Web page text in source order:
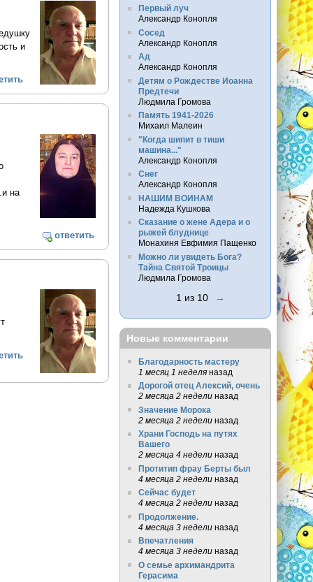
и
на
ответить
Первый луч
Александр Конопля
Сосед
Александр Конопля
Ад
Александр Конопля
Детям о Рождестве Иоанна
Предтечи
Людмила Громова
Память 1941-2026
Михаил Малеин
"Когда шипит в тиши
машина..."
Александр Конопля
Снег
Александр Конопля
НАШИМ ВОИНАМ
Надежда Кушкова
Сказание о жене Адера и о
рыжей блуднице
Монахиня Евфимия Пащенко
Можно ли увидеть Бога?
Тайна Святой Троицы
Людмила Громова
1 из 10 →
Новые комментарии
Благодарность мастеру
1 месяц 1 неделяназад
Дорогой отец Алексий, очень
2 месяца 2 неделиназад
Значение Морока
2 месяца 2 неделиназад
Храни Господь на путях
Вашего
2 месяца 4 неделиназад
Протитип фрау Берты был
4 месяца 2 неделиназад
Сейчас будет
4 месяца 2 неделиназад
Продолжение.
4 месяца 3 неделиназад
Впечатления
4 месяца 3 неделиназад
О семье архимандрита
Герасима